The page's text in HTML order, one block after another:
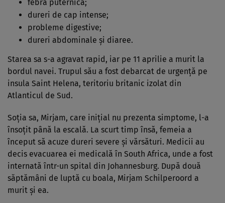
febră puternică;
dureri de cap intense;
probleme digestive;
dureri abdominale și diaree.
Starea sa s-a agravat rapid, iar pe 11 aprilie a murit la
bordul navei. Trupul său a fost debarcat de urgență pe
insula Saint Helena, teritoriu britanic izolat din
Atlanticul de Sud.
Soția sa, Mirjam, care inițial nu prezenta simptome, l-a
însoțit până la escală. La scurt timp însă, femeia a
început să acuze dureri severe și vărsături. Medicii au
decis evacuarea ei medicală în South Africa, unde a fost
internată într-un spital din Johannesburg. După două
săptămâni de luptă cu boala, Mirjam Schilperoord a
murit și ea.